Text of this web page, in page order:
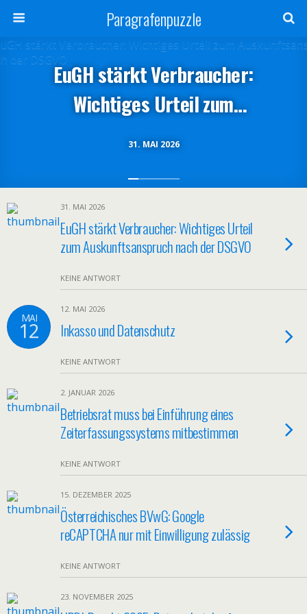
Paragrafenpuzzle
31. MAI 2026
EuGH stärkt Verbraucher:
Wichtiges Urteil zum
Auskunftsanspruch nach der
31. MAI 2026
EuGH stärkt Verbraucher: Wichtiges Urteil
zum Auskunftsanspruch nach der DSGVO
KEINE ANTWORT
MAI
12
12. MAI 2026
Inkasso und Datenschutz
KEINE ANTWORT
2. JANUAR 2026
Betriebsrat muss bei Einführung eines
Zeiterfassungssystems mitbestimmen
KEINE ANTWORT
15. DEZEMBER 2025
Österreichisches BVwG: Google
reCAPTCHA nur mit Einwilligung zulässig
KEINE ANTWORT
23. NOVEMBER 2025